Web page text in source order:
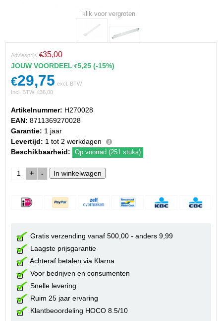
klik voor vergroten
Adviesprijs €35,00
JOUW VOORDEEL€5,25 (-15%)
€29,75 excl. BTW
Incl. BTW:€36,00
Artikelnummer: H270028
EAN: 8711369270028
Garantie: 1 jaar
Levertijd: 1 tot 2 werkdagen
Beschikbaarheid:
Op voorrad (251 stuks)
+ -
Gratis verzending vanaf 500,00 - anders 9,99
Laagste prijsgarantie
Achteraf betalen via Klarna
Voor bedrijven en consumenten
Snelle levering
Ruim 25 jaar ervaring
Klantbeoordeling HOCO 8.5/10